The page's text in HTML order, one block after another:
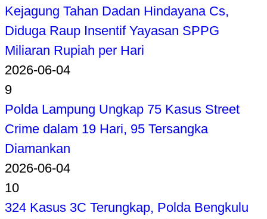
Kejagung Tahan Dadan Hindayana Cs,
Diduga Raup Insentif Yayasan SPPG
Miliaran Rupiah per Hari
2026-06-04
9
Polda Lampung Ungkap 75 Kasus Street
Crime dalam 19 Hari, 95 Tersangka
Diamankan
2026-06-04
10
324 Kasus 3C Terungkap, Polda Bengkulu